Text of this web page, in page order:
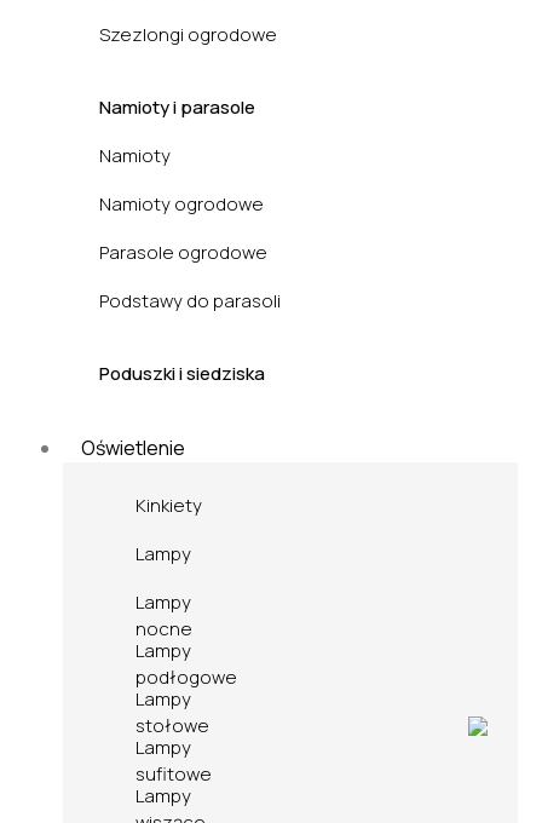
Szezlongi ogrodowe
Namioty i parasole
Namioty
Namioty ogrodowe
Parasole ogrodowe
Podstawy do parasoli
Poduszki i siedziska
Oświetlenie
Kinkiety
Lampy
Lampy
nocne
Lampy
podłogowe
Lampy
stołowe
Lampy
sufitowe
Lampy